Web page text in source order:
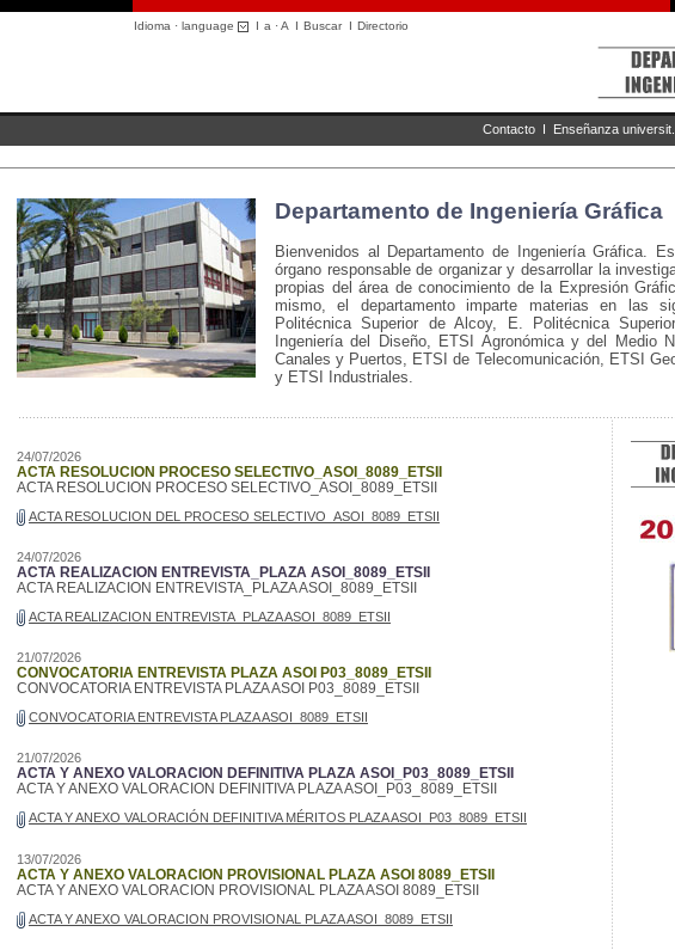
Idioma · language I a ·A I BuscarI Directorio
Contacto I Enseñanza universit.
Departamento de Ingeniería Gráfica
Bienvenidos al Departamento de Ingeniería Gráfica.
órgano responsable de organizar y desarrollar la
propias del área de conocimiento de la Expresión
mismo, el departamento imparte materias en las
Politécnica Superior de Alcoy, E. Politécnica
Ingeniería del Diseño, ETSI Agronómica y del Medio
Canales y Puertos, ETSI de Telecomunicación, ETSI
y ETSI Industriales.
24/07/2026
ACTA RESOLUCION PROCESO SELECTIVO_ASOI_8089_ETSII
ACTA RESOLUCION PROCESO SELECTIVO_ASOI_8089_ETSII
ACTA RESOLUCION DEL PROCESO SELECTIVO_ASOI_8089_ETSII
24/07/2026
ACTA REALIZACION ENTREVISTA_PLAZA ASOI_8089_ETSII
ACTA REALIZACION ENTREVISTA_PLAZA ASOI_8089_ETSII
ACTA REALIZACION ENTREVISTA_PLAZA ASOI_8089_ETSII
21/07/2026
CONVOCATORIA ENTREVISTA PLAZA ASOI P03_8089_ETSII
CONVOCATORIA ENTREVISTA PLAZA ASOI P03_8089_ETSII
CONVOCATORIA ENTREVISTA PLAZA ASOI_8089_ETSII
21/07/2026
ACTA Y ANEXO VALORACION DEFINITIVA PLAZA ASOI_P03_8089_ETSII
ACTA Y ANEXO VALORACION DEFINITIVA PLAZA ASOI_P03_8089_ETSII
ACTA Y ANEXO VALORACIÓN DEFINITIVA MÉRITOS PLAZA ASOI_P03_8089_ETSII
13/07/2026
ACTA Y ANEXO VALORACION PROVISIONAL PLAZA ASOI 8089_ETSII
ACTA Y ANEXO VALORACION PROVISIONAL PLAZA ASOI 8089_ETSII
ACTA Y ANEXO VALORACION PROVISIONAL PLAZA ASOI_8089_ETSII